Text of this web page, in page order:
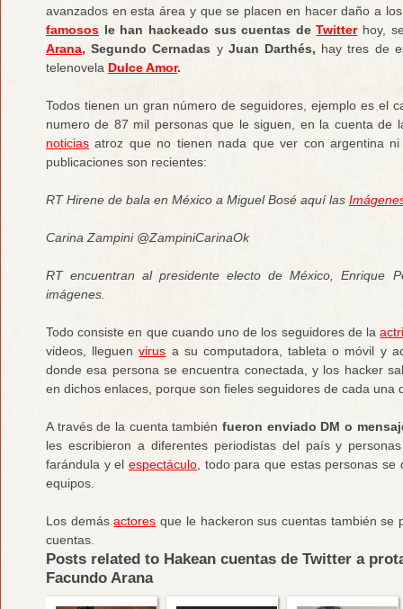
avanzados en esta área y que se placen en hacer daño a
famosos le han hackeado sus cuentas deTwitterhoy,
Arana, Segundo Cernadas y Juan Darthés, hay tres de
telenovela Dulce Amor.
Todos tienen un gran número de seguidores, ejemplo es el
numero de 87 mil personas que le siguen, en la cuenta de
noticias atroz que no tienen nada que ver con argentina
publicaciones son recientes:
RT Hirene de bala en México a Miguel Bosé aquí las
Carina Zampini ‏@ZampiniCarinaOk
RT encuentran al presidente electo de México, Enrique
imágenes.
Todo consiste en que cuando uno de los seguidores de la
videos, lleguenvirus a su computadora, tableta o móvil y
donde esa persona se encuentra conectada, y los hacker
en dichos enlaces, porque son fieles seguidores de cada una
A través de la cuenta también fueron enviado DM o
les escribieron a diferentes periodistas del país y
farándula y elespectáculo , todo para que estas personas
equipos.
Los demásactores que le hackeron sus cuentas también se
cuentas.
Posts related to Hakean cuentas de Twitter a
Facundo Arana